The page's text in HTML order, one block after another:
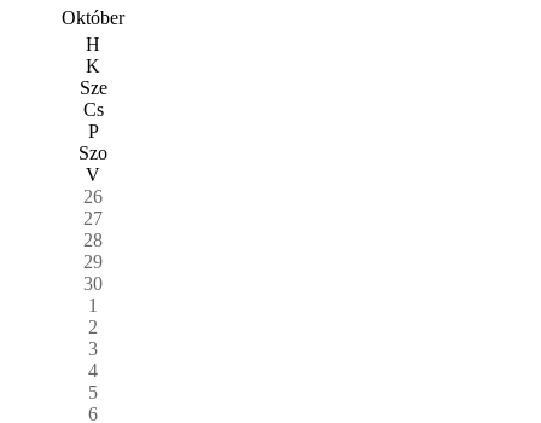
Október
H
K
Sze
Cs
P
Szo
V
26
27
28
29
30
1
2
3
4
5
6